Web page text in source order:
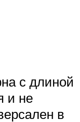
с длиной
и не
в